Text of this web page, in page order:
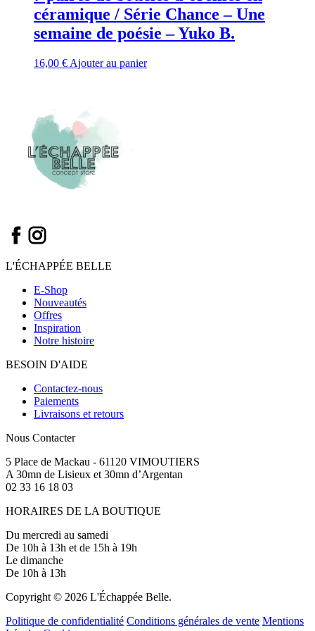
céramique / Série Chance – Une
semaine de poésie – Yuko B.
16,00 € Ajouter au panier
L'ÉCHAPPÉE BELLE
E-Shop
Nouveautés
Offres
Inspiration
Notre histoire
BESOIN D'AIDE
Contactez-nous
Paiements
Livraisons et retours
Nous Contacter
5 Place de Mackau - 61120 VIMOUTIERS
A 30mn de Lisieux et 30mn d’Argentan
02 33 16 18 03
HORAIRES DE LA BOUTIQUE
Du mercredi au samedi
De 10h à 13h et de 15h à 19h
Le dimanche
De 10h à 13h
Copyright © 2026 L'Échappée Belle.
Politique de confidentialité Conditions générales de vente Mentions